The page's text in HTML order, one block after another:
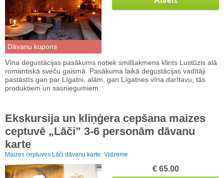
Dāvanu kupons
Vīna degustācijas pasākums notiek smilšakmens klints Lustūzis alā
romantiskā sveču gaismā. Pasākuma laikā degustācijas vadītāji
pastāstīs gan par Līgatni, alām, gan Līgatnes vīna darītavu, tās
produktiem un sasniegumiem.
Ekskursija un kliņģera cepšana maizes
ceptuvē „Lāči” 3-6 personām dāvanu
karte
Maizes ceptuves Lāči dāvanu karte: Vidzeme
€ 65.00